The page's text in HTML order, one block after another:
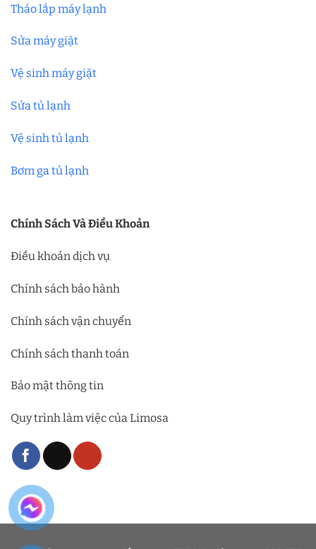
Tháo lắp máy lạnh
Sửa máy giặt
Vệ sinh máy giặt
Sửa tủ lạnh
Vệ sinh tủ lạnh
Bơm ga tủ lạnh
Chính Sách Và Điều Khoản
Điều khoản dịch vụ
Chính sách bảo hành
Chính sách vận chuyển
Chính sách thanh toán
Bảo mật thông tin
Quy trình làm việc của Limosa